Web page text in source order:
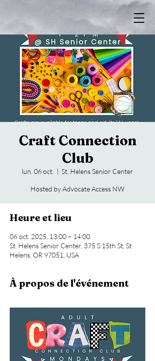
Craft Connection
Club
lun. 06 oct.
  |
St. Helens Senior Center
Hosted by Advocate Access NW
Heure et lieu
06 oct. 2025, 13:00 – 14:00
St. Helens Senior Center, 375 S 15th St, St
Helens, OR 97051, USA
À propos de l'événement